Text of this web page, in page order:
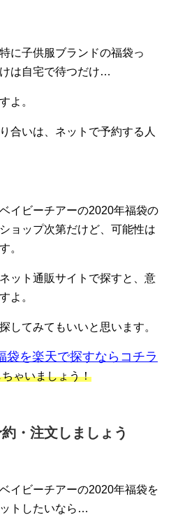
に子供服ブランドの福袋っ
は自宅で待つだけ…
よ。
合いは、ネットで予約する人
イビーチアーの2020年福袋の
ョップ次第だけど、可能性は
。
ット通販サイトで探すと、意
よ。
してみてもいいと思います。
袋を楽天で探すならコチラ
ゃいましょう！
・注文しましょう
イビーチアーの2020年福袋を
トしたいなら…